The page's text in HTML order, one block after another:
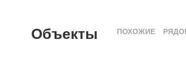
Объекты ПОХОЖИЕ